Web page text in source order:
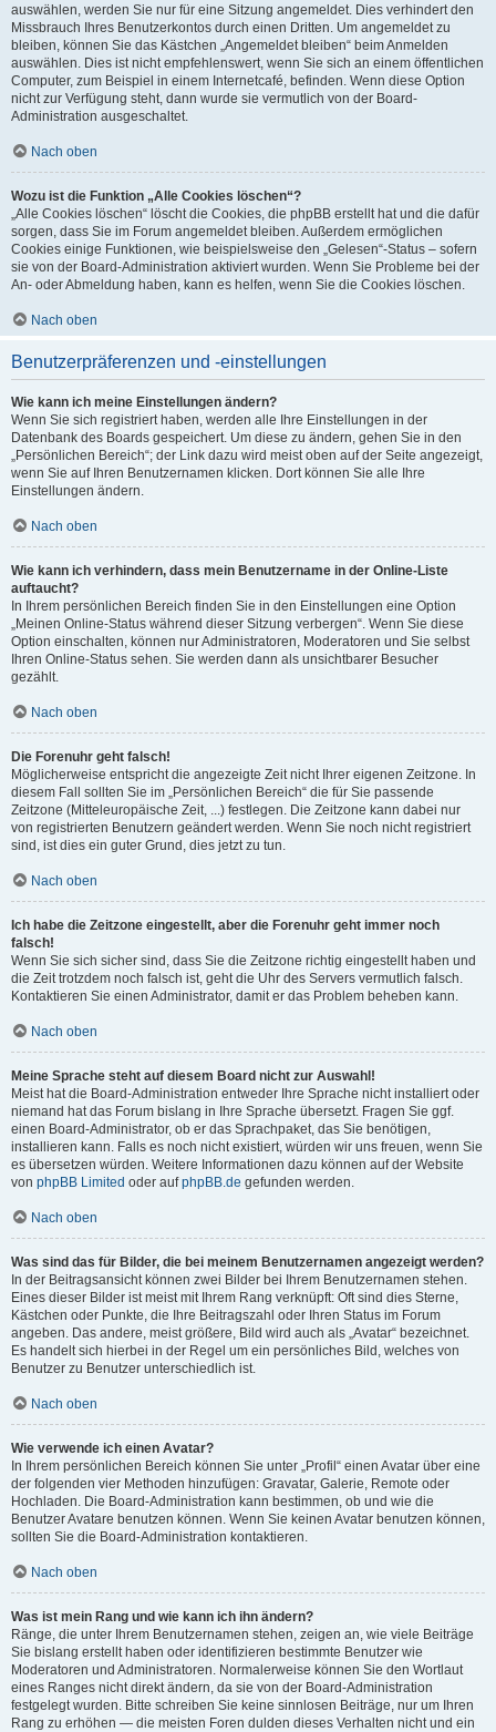
auswählen, werden Sie nur für eine Sitzung angemeldet. Dies verhindert den
Missbrauch Ihres Benutzerkontos durch einen Dritten. Um angemeldet zu
bleiben, können Sie das Kästchen „Angemeldet bleiben“ beim Anmelden
auswählen. Dies ist nicht empfehlenswert, wenn Sie sich an einem öffentlichen
Computer, zum Beispiel in einem Internetcafé, befinden. Wenn diese Option
nicht zur Verfügung steht, dann wurde sie vermutlich von der Board-
Administration ausgeschaltet.
Nach oben
Wozu ist die Funktion „Alle Cookies löschen“?
„Alle Cookies löschen“ löscht die Cookies, die phpBB erstellt hat und die dafür
sorgen, dass Sie im Forum angemeldet bleiben. Außerdem ermöglichen
Cookies einige Funktionen, wie beispielsweise den „Gelesen“-Status – sofern
sie von der Board-Administration aktiviert wurden. Wenn Sie Probleme bei der
An- oder Abmeldung haben, kann es helfen, wenn Sie die Cookies löschen.
Nach oben
Benutzerpräferenzen und -einstellungen
Wie kann ich meine Einstellungen ändern?
Wenn Sie sich registriert haben, werden alle Ihre Einstellungen in der
Datenbank des Boards gespeichert. Um diese zu ändern, gehen Sie in den
„Persönlichen Bereich“; der Link dazu wird meist oben auf der Seite angezeigt,
wenn Sie auf Ihren Benutzernamen klicken. Dort können Sie alle Ihre
Einstellungen ändern.
Nach oben
Wie kann ich verhindern, dass mein Benutzername in der Online-Liste
auftaucht?
In Ihrem persönlichen Bereich finden Sie in den Einstellungen eine Option
„Meinen Online-Status während dieser Sitzung verbergen“. Wenn Sie diese
Option einschalten, können nur Administratoren, Moderatoren und Sie selbst
Ihren Online-Status sehen. Sie werden dann als unsichtbarer Besucher
gezählt.
Nach oben
Die Forenuhr geht falsch!
Möglicherweise entspricht die angezeigte Zeit nicht Ihrer eigenen Zeitzone. In
diesem Fall sollten Sie im „Persönlichen Bereich“ die für Sie passende
Zeitzone (Mitteleuropäische Zeit, ...) festlegen. Die Zeitzone kann dabei nur
von registrierten Benutzern geändert werden. Wenn Sie noch nicht registriert
sind, ist dies ein guter Grund, dies jetzt zu tun.
Nach oben
Ich habe die Zeitzone eingestellt, aber die Forenuhr geht immer noch
falsch!
Wenn Sie sich sicher sind, dass Sie die Zeitzone richtig eingestellt haben und
die Zeit trotzdem noch falsch ist, geht die Uhr des Servers vermutlich falsch.
Kontaktieren Sie einen Administrator, damit er das Problem beheben kann.
Nach oben
Meine Sprache steht auf diesem Board nicht zur Auswahl!
Meist hat die Board-Administration entweder Ihre Sprache nicht installiert oder
niemand hat das Forum bislang in Ihre Sprache übersetzt. Fragen Sie ggf.
einen Board-Administrator, ob er das Sprachpaket, das Sie benötigen,
installieren kann. Falls es noch nicht existiert, würden wir uns freuen, wenn Sie
es übersetzen würden. Weitere Informationen dazu können auf der Website
von phpBB Limited oder aufphpBB.de gefunden werden.
Nach oben
Was sind das für Bilder, die bei meinem Benutzernamen angezeigt werden?
In der Beitragsansicht können zwei Bilder bei Ihrem Benutzernamen stehen.
Eines dieser Bilder ist meist mit Ihrem Rang verknüpft: Oft sind dies Sterne,
Kästchen oder Punkte, die Ihre Beitragszahl oder Ihren Status im Forum
angeben. Das andere, meist größere, Bild wird auch als „Avatar“ bezeichnet.
Es handelt sich hierbei in der Regel um ein persönliches Bild, welches von
Benutzer zu Benutzer unterschiedlich ist.
Nach oben
Wie verwende ich einen Avatar?
In Ihrem persönlichen Bereich können Sie unter „Profil“ einen Avatar über eine
der folgenden vier Methoden hinzufügen: Gravatar, Galerie, Remote oder
Hochladen. Die Board-Administration kann bestimmen, ob und wie die
Benutzer Avatare benutzen können. Wenn Sie keinen Avatar benutzen können,
sollten Sie die Board-Administration kontaktieren.
Nach oben
Was ist mein Rang und wie kann ich ihn ändern?
Ränge, die unter Ihrem Benutzernamen stehen, zeigen an, wie viele Beiträge
Sie bislang erstellt haben oder identifizieren bestimmte Benutzer wie
Moderatoren und Administratoren. Normalerweise können Sie den Wortlaut
eines Ranges nicht direkt ändern, da sie von der Board-Administration
festgelegt wurden. Bitte schreiben Sie keine sinnlosen Beiträge, nur um Ihren
Rang zu erhöhen — die meisten Foren dulden dieses Verhalten nicht und ein